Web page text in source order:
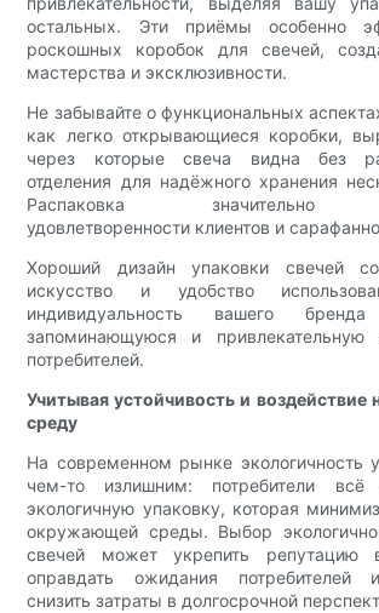
остальных. Эти приёмы особенно
роскошных коробок для свечей,
мастерства и эксклюзивности.
Не забывайте о функциональных
как легко открывающиеся коробки,
через которые свеча видна без
отделения для надёжного хранения
Распаковка значительно
удовлетворенности клиентов и
Хороший дизайн упаковки свечей
искусство и удобство
индивидуальность вашего
запоминающуюся и привлекательную
потребителей.
Учитывая устойчивость и
среду
На современном рынке экологичность
чем-то излишним: потребители
экологичную упаковку, которая
окружающей среды. Выбор
свечей может укрепить репутацию
оправдать ожидания потребителей
снизить затраты в долгосрочной